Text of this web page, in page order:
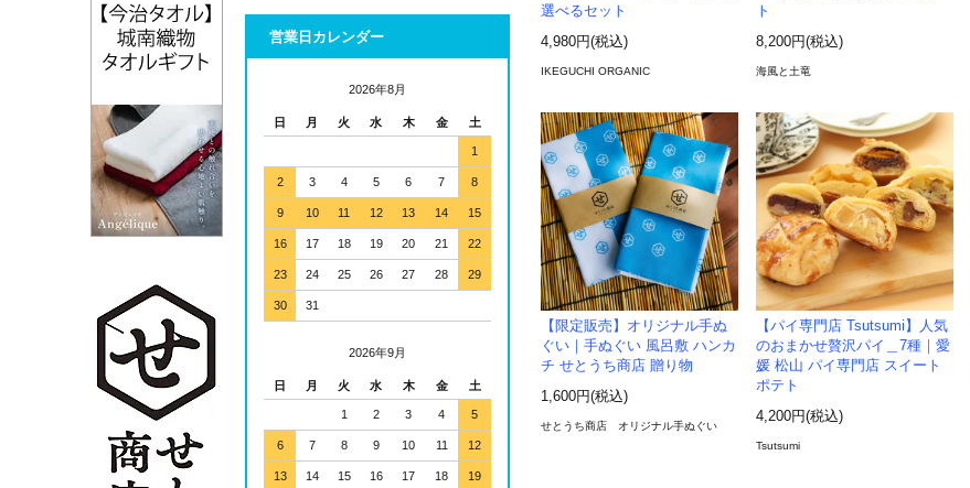
選べるセット
4,980円(税込)
IKEGUCHI ORGANIC
ト
8,200円(税込)
海風と土竜
【限定販売】オリジナル手ぬ
ぐい｜手ぬぐい 風呂敷 ハンカ
チ せとうち商店 贈り物
1,600円(税込)
せとうち商店 オリジナル手ぬぐい
【パイ専門店 Tsutsumi】人気
のおまかせ贅沢パイ＿7種｜愛
媛 松山 パイ専門店 スイート
ポテト
4,200円(税込)
Tsutsumi
営業日カレンダー
2026年8月
日 月 火 水 木 金 土
1
2 3 4 5 6 7 8
9 10 11 12 13 14 15
16 17 18 19 20 21 22
23 24 25 26 27 28 29
30 31
2026年9月
日 月 火 水 木 金 土
1 2 3 4 5
6 7 8 9 10 11 12
13 14 15 16 17 18 19